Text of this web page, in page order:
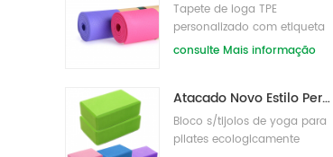
Tapete de ioga TPE
personalizado com etiqueta
privada ecológica
consulte Mais informação
Atacado Novo Estilo Personalizado Logotipo Natural Espuma EVA Blocos/Tijolos Yoga
Bloco s/tijolos de yoga para
pilates ecologicamente